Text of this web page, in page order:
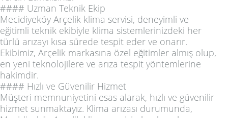
#### Uzman Teknik Ekip
Mecidiyeköy Arçelik klima servisi, deneyimli ve
eğitimli teknik ekibiyle klima sistemlerinizdeki her
türlü arızayı kısa sürede tespit eder ve onarır.
Ekibimiz, Arçelik markasına özel eğitimler almış olup,
en yeni teknolojilere ve arıza tespit yöntemlerine
hakimdir.
#### Hızlı ve Güvenilir Hizmet
Müşteri memnuniyetini esas alarak, hızlı ve güvenilir
hizmet sunmaktayız. Klima arızası durumunda,